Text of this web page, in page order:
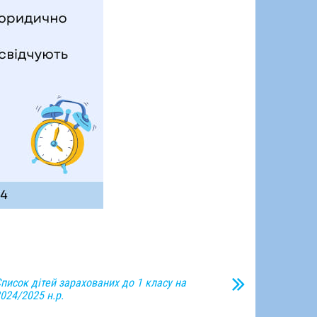
дітей зарахованих до 1 класу на
2025 н.р.